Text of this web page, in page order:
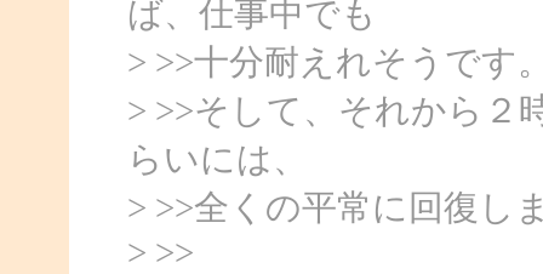
ば、仕事中でも
> >>十分耐えれそうです
> >>そして、それから２
らいには、
> >>全くの平常に回復し
> >>